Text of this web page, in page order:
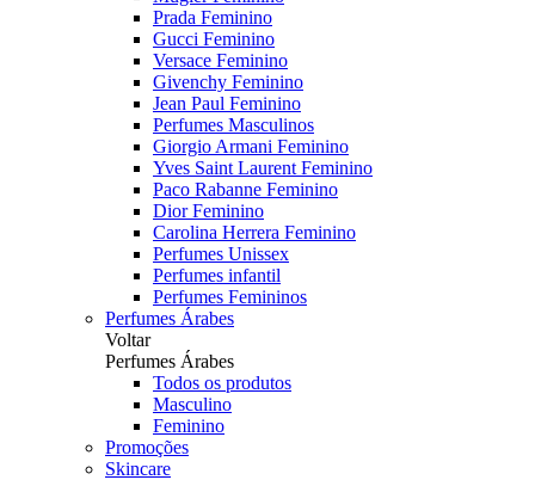
Prada Feminino
Gucci Feminino
Versace Feminino
Givenchy Feminino
Jean Paul Feminino
Perfumes Masculinos
Giorgio Armani Feminino
Yves Saint Laurent Feminino
Paco Rabanne Feminino
Dior Feminino
Carolina Herrera Feminino
Perfumes Unissex
Perfumes infantil
Perfumes Femininos
Perfumes Árabes
Voltar
Perfumes Árabes
Todos os produtos
Masculino
Feminino
Promoções
Skincare